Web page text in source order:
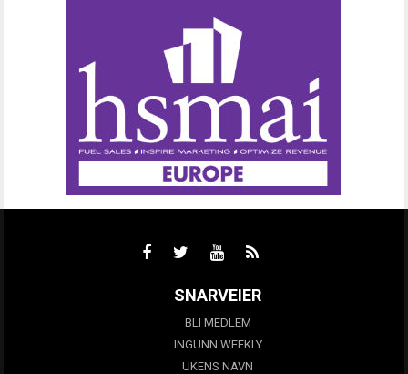
SNARVEIER
BLI MEDLEM
INGUNN WEEKLY
UKENS NAVN